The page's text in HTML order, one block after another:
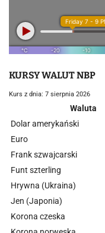
KURSY WALUT NBP
Kurs z dnia: 7 sierpnia 2026
Waluta
Dolar amerykański
Euro
Frank szwajcarski
Funt szterling
Hrywna (Ukraina)
Jen (Japonia)
Korona czeska